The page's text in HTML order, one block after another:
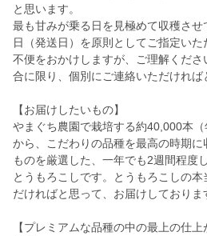
と思います。
最も甘みが乗る日を見極めて収穫さ
日（発送日）を原則としてご指定い
不便をおかけしますが、ご理解くだ
合に限り、個別にご連絡いただければ
【お届けしたいもの】
やまぐち農園で栽培する約40,000本
から、こだわりの品種を最高の時期
ものを厳選した、一年でも2週間程度
とうもろこしです。とうもろこしの
だければと思って、お届けしておりま
【プレミアムな品種の中の最上の仕上